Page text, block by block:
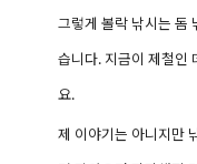
그렇게 볼락 낚시는 돔
습니다. 지금이 제철인
요.
제 이야기는 아니지만